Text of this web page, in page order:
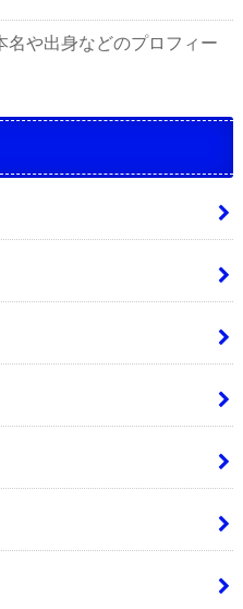
名や出身などのプロフィー